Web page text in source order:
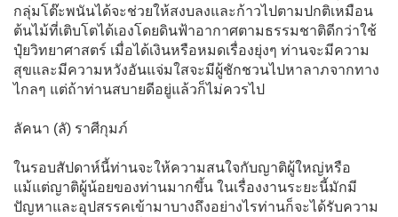
กลุ่มโต๊ะพนันได้จะช่วยให้สงบลงและก้าวไปตามปกติเหมือน
ต้นไม้ที่เติบโตได้เองโดยดินฟ้าอากาศตามธรรมชาติดีกว่าใช้
ปุ๋ยวิทยาศาสตร์ เมื่อได้เงินหรือหมดเรื่องยุ่งๆ ท่านจะมีความ
สุขและมีความหวังอันแจ่มใสจะมีผู้ชักชวนไปหาลาภจากทาง
ไกลๆ แต่ถ้าท่านสบายดีอยู่แล้วก็ไม่ควรไป
ลัคนา (ลั) ราศีกุมภ์
ในรอบสัปดาห์นี้ท่านจะให้ความสนใจกับญาติผู้ใหญ่หรือ
แม้แต่ญาติผู้น้อยของท่านมากขึ้น ในเรื่องงานระยะนี้มักมี
ปัญหาและอุปสรรคเข้ามาบางถึงอย่างไรท่านก็จะได้รับความ